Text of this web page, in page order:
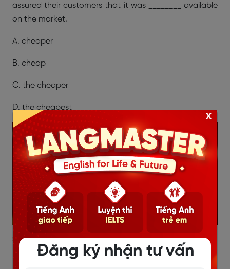
assured their customers that it was ________ available
on the market.
A. cheaper
B. cheap
C. the cheaper
D. the cheapest
>> ĐĂNG KÝ CÁC KHOÁ HỌC TIẾNG ANH
Khóa học tiếng Anh giao tiếp TRỰC TUYẾN 1 kèm 1
Đăng ký nhận tư vấn
x